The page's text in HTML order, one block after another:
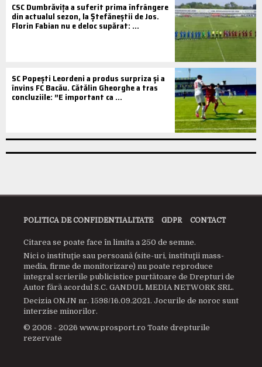
CSC Dumbrăvița a suferit prima înfrângere
din actualul sezon, la Ștefăneștii de Jos.
Florin Fabian nu e deloc supărat: ...
SC Popești Leordeni a produs surpriza și a
învins FC Bacău. Cătălin Gheorghe a tras
concluziile: ”E important ca ...
POLITICA DE CONFIDENTIALITATE GDPR CONTACT
Citarea se poate face în limita a 250 de semne.
Nici o instituţie sau persoană (site-uri, instituţii mass-
media, firme de monitorizare) nu poate reproduce
integral scrierile publicistice purtătoare de Drepturi de
Autor fără acordul S.C. GANDUL MEDIA NETWORK SRL.
Decizia ONJN nr. 1598/16.09.2021. Jocurile de noroc sunt
interzise minorilor.
© 2008 - 2026 www.prosport.ro Toate drepturile
rezervate